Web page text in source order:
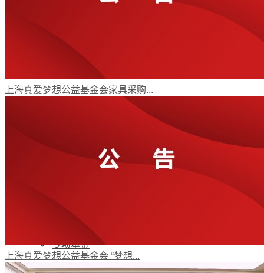
媒体视角
梦想工程
专项基金
上海真爱梦想公益基金会家具采购...
上海真爱梦想公益基金会 “梦想...